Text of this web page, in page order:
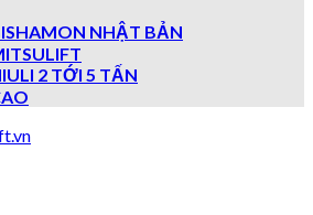
NHẬT BẢN
2 TỚI 5 TẤN